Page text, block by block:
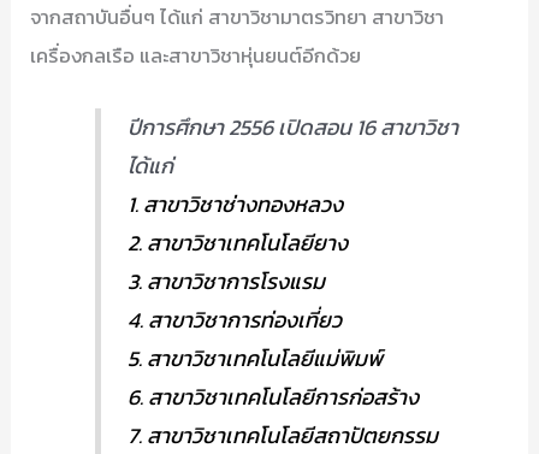
จากสถาบันอื่นๆ ได้แก่ สาขาวิชามาตรวิทยา สาขาวิชา
เครื่องกลเรือ และสาขาวิชาหุ่นยนต์อีกด้วย
ปีการศึกษา 2556 เปิดสอน 16 สาขาวิชา
ได้แก่
1. สาขาวิชาช่างทองหลวง
2. สาขาวิชาเทคโนโลยียาง
3. สาขาวิชาการโรงแรม
4. สาขาวิชาการท่องเที่ยว
5. สาขาวิชาเทคโนโลยีแม่พิมพ์
6. สาขาวิชาเทคโนโลยีการก่อสร้าง
7. สาขาวิชาเทคโนโลยีสถาปัตยกรรม